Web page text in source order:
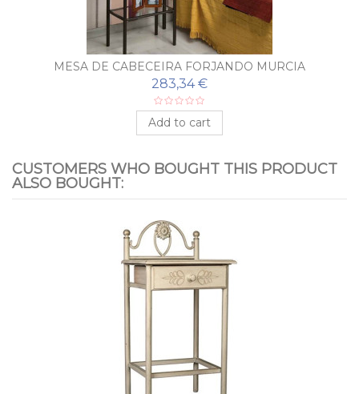
MESA DE CABECEIRA FORJANDO MURCIA
283,34 €
Add to cart
CUSTOMERS WHO BOUGHT THIS PRODUCT
ALSO BOUGHT: